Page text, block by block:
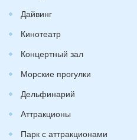
Дайвинг
Кинотеатр
Концертный зал
Морские прогулки
Дельфинарий
Аттракционы
Парк с аттракционами